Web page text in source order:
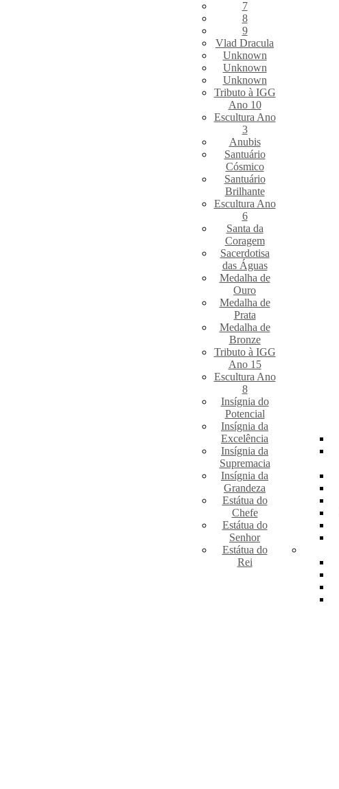
7
8
9
Vlad Dracula
Unknown
Unknown
Unknown
Tributo à IGG
Ano 10
Escultura Ano
3
Anubis
Santuário
Cósmico
Santuário
Brilhante
Escultura Ano
6
Santa da
Coragem
Sacerdotisa
das Águas
Medalha de
Ouro
Medalha de
Prata
Medalha de
Bronze
Tributo à IGG
Ano 15
Escultura Ano
8
Insígnia do
Potencial
Insígnia da
Excelência
Insígnia da
Supremacia
Insígnia da
Grandeza
Estátua do
Chefe
Estátua do
Senhor
Estátua do
Rei